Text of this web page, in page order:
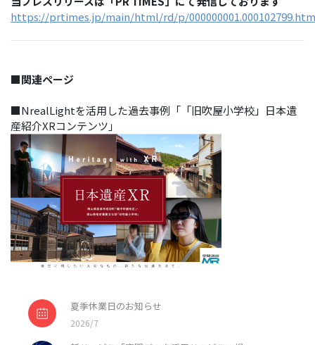
夏季休業日のお知らせ
2026/7
https://prtimes.jp/main/html/rd/p/
■関連ページ
■NrealLightを活用した過去事例「「旧吹屋小学校」日本遺
産紹介XRコンテンツ」